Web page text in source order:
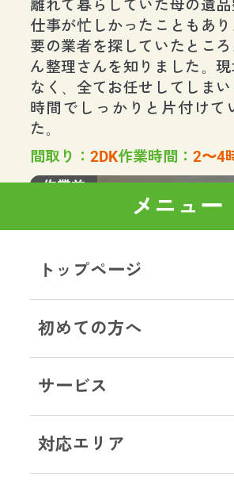
メニュー
トップページ
初めての方へ
サービス
対応エリア
離れて暮らしていた母の遺
仕事が忙しかったこともあ
要の業者を探していたとこ
ん整理さんを知りました。
なく、全てお任せしてしま
時間でしっかりと片付けて
た。
間取り：2DK作業時間：2〜4
作業前
作業後